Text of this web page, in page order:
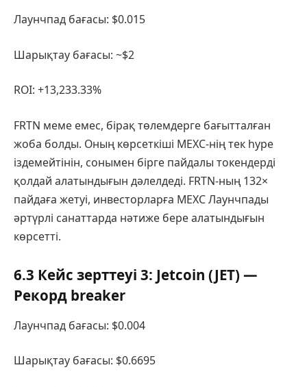
Лаунчпад бағасы: $0.015
Шарықтау бағасы: ~$2
ROI: +13,233.33%
FRTN меме емес, бірақ төлемдерге бағытталған
жоба болды. Оның көрсеткіші MEXC-нің тек hype
іздемейтінін, сонымен бірге пайдалы токендерді
қолдай алатындығын дәлелдеді. FRTN-ның 132×
пайдаға жетуі, инвесторларға MEXC Лаунчпады
әртүрлі санаттарда нәтиже бере алатындығын
көрсетті.
6.3 Кейс зерттеуі 3: Jetcoin (JET) —
Рекорд breaker
Лаунчпад бағасы: $0.004
Шарықтау бағасы: $0.6695